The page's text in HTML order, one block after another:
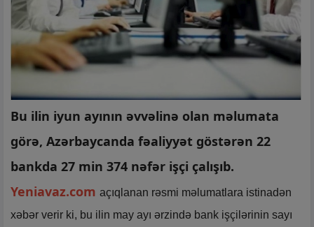
Bu ilin iyun ayının əvvəlinə olan məlumata
görə, Azərbaycanda fəaliyyət göstərən 22
bankda 27 min 374 nəfər işçi çalışıb.
Yeniavaz.com açıqlanan rəsmi məlumatlara istinadən
xəbər verir ki, bu ilin may ayı ərzində bank işçilərinin sayı